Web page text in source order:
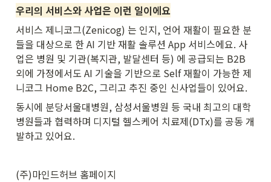
우리의 서비스와 사업은 이런 일이에요
서비스 제니코그(Zenicog) 는 인지, 언어 재활이 필요한 분
들을 대상으로 한 AI 기반 재활 솔루션 App 서비스에요. 사
업은 병원 및 기관(복지관, 발달센터 등) 에 공급되는 B2B
외에 가정에서도 AI 기술을 기반으로 Self 재활이 가능한 제
니코그 Home B2C, 그리고 추진 중인 신사업들이 있어요.
동시에 분당서울대병원, 삼성서울병원 등 국내 최고의 대학
병원들과 협력하며 디지털 헬스케어 치료제(DTx)를 공동 개
발하고 있어요.
(주)마인드허브 홈페이지